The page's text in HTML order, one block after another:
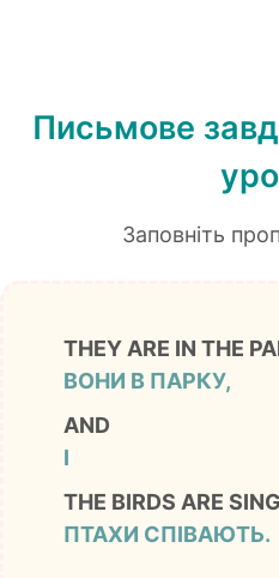
Письмове
Заповніть
THEY ARE IN THE
ВОНИ В ПАРКУ,
AND
І
THE BIRDS ARE
ПТАХИ СПІВАЮТЬ.